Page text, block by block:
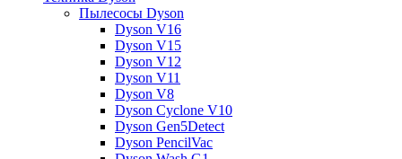
Пылесосы Dyson
Dyson V16
Dyson V15
Dyson V12
Dyson V11
Dyson V8
Dyson Cyclone V10
Dyson Gen5Detect
Dyson PencilVac